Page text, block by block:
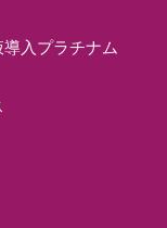
入プラチナム